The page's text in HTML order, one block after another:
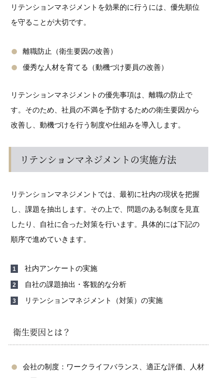
リテンションマネジメントを効果的に行うには、優先順位
を守ることが大切です。
離職防止（衛生要因の改善）
優秀な人材を育てる（動機づけ要員の改善）
リテンションマネジメントの優先事項は、離職の防止で
す。そのため、社員の不満を予防するための衛生要因から
改善し、動機づけを行う制度や仕組みを導入します。
リテンションマネジメントの実施方法
リテンションマネジメントでは、最初に社内の現状を把握
し、課題を抽出します。その上で、問題のある制度を見直
したり、自社に合った対策を行います。具体的には下記の
順序で進めていきます。
社内アンケートの実施
自社の課題抽出・客観的な分析
リテンションマネジメント（対策）の実施
衛生要因とは？
会社の制度：ワークライフバランス、適正な評価、人材